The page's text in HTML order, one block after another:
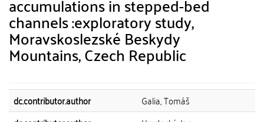
channels :exploratory study,
Moravskoslezské Beskydy
Mountains, Czech Republic
dc.contributor.author
Galia, Tomáš